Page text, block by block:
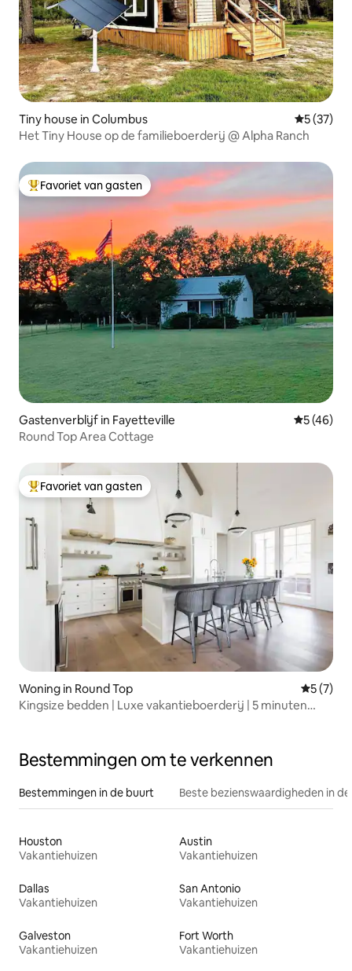
Tiny house in Columbus
5 (37)
Het Tiny House op de familieboerderij @ Alpha Ranch
Topfavoriet van gasten
Favoriet van gasten
Gastenverblijf in Fayetteville
5 (46)
Round Top Area Cottage
Topfavoriet van gasten
Favoriet van gasten
Woning in Round Top
5 (7)
Kingsize bedden | Luxe vakantieboerderij | 5 minuten
Bestemmingen om te verkennen
Bestemmingen in de buurt Beste bezienswaardigheden in
Houston
Vakantiehuizen
Austin
Vakantiehuizen
Dallas
Vakantiehuizen
San Antonio
Vakantiehuizen
Galveston
Vakantiehuizen
Fort Worth
Vakantiehuizen